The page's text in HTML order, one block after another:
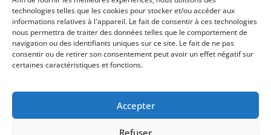
technologies telles que les cookies pour stocker et/ou accéder aux
informations relatives à l'appareil. Le fait de consentir à ces technologies
nous permettra de traiter des données telles que le comportement de
navigation ou des identifiants uniques sur ce site. Le fait de ne pas
consentir ou de retirer son consentement peut avoir un effet négatif sur
certaines caractéristiques et fonctions.
Accepter
Refuser
boîte email.
J'acceptela politique de confidentialité